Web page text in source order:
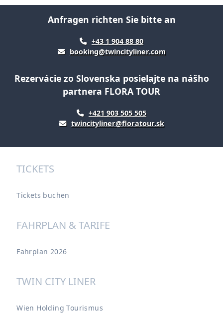
Anfragen richten Sie bitte an
+43 1 904 88 80
booking@twincityliner.com
Rezervácie zo Slovenska posielajte na nášho
partnera FLORA TOUR
+421 903 505 505
twincityliner@floratour.sk
TICKETS
Tickets buchen
FAHRPLAN & TARIFE
Fahrplan 2026
TWIN CITY LINER
Wien Holding Tourismus